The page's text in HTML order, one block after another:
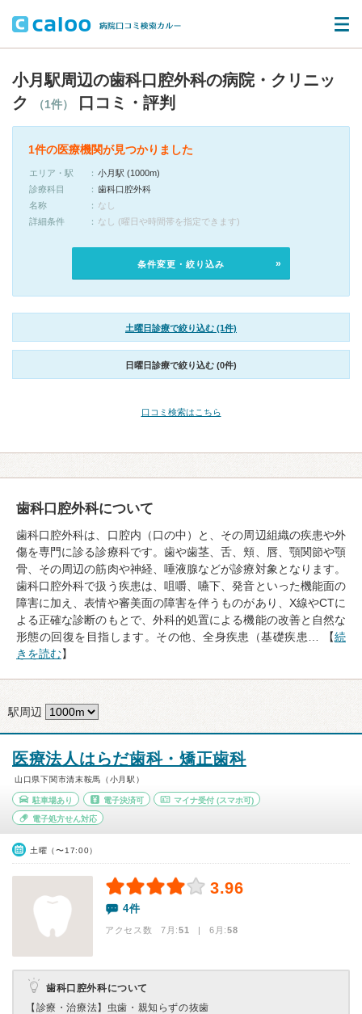
小月駅周辺の歯科口腔外科の病院・クリニッ
ク
（1件） 口コミ・評判
1件の医療機関が見つかりました
エリア・駅
小月駅 (1000m)
診療科目
歯科口腔外科
名称
なし
詳細条件
なし (曜日や時間帯を指定できます)
条件変更・絞り込み
土曜日診療で絞り込む (1件)
日曜日診療で絞り込む (0件)
口コミ検索はこちら
歯科口腔外科について
歯科口腔外科は、口腔内（口の中）と、その周辺組織の疾患や外
傷を専門に診る診療科です。歯や歯茎、舌、頬、唇、顎関節や顎
骨、その周辺の筋肉や神経、唾液腺などが診療対象となります。
歯科口腔外科で扱う疾患は、咀嚼、嚥下、発音といった機能面の
障害に加え、表情や審美面の障害を伴うものがあり、X線やCTに
よる正確な診断のもとで、外科的処置による機能の改善と自然な
形態の回復を目指します。その他、全身疾患（基礎疾患… 【続
きを読む】
駅周辺
医療法人はらだ歯科・矯正歯科
山口県下関市清末鞍馬（小月駅）
駐車場あり 電子決済可 マイナ受付 (スマホ可)
電子処方せん対応
土曜（〜17:00）
3.96
4件
アクセス数 7月:51 | 6月:58
歯科口腔外科について
【診療・治療法】 虫歯・親知らずの抜歯